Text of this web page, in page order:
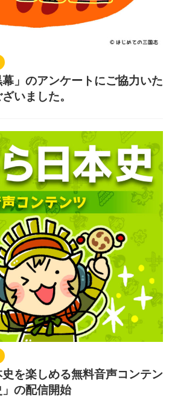
幕」のアンケートにご協力いた
いました。
を楽しめる無料音声コンテン
の配信開始